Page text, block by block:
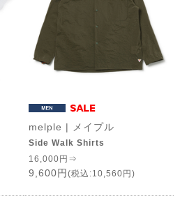
melple | メイプル
Side Walk Shirts
16,000円⇒
9,600円 (税込:10,560円)